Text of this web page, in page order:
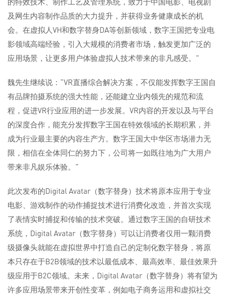
及网生内容制作品质的大力提升，并获得业务健康成长的机
会。在虚拟人VH和数字替身DA等创新领域，数字王国把专业电
影领域高端经验，引入大规模的消费者市场，触发更加广泛的
应用场景，让更多用户体验虚拟人技术带来的非凡感受。”
魏先生继续说：“VR直播综合解决方案，不仅能发挥数字王国自
有品牌拍摄系统的强大性能，还能建立业内领先的规范和流
程，促进VR行业应用的进一步发展。VR内容的开发以及与平台
的深度合作，能充分发挥数字王国在特效领域的长期积累，并
成为行业最主要的内容生产方。数字王国大中华区市场潜力无
限，相信在全体同仁的努力下，公司将一如既往地为广大用户
带来非凡娱乐体验。”
此次发布的Digital Avatar（数字替身）技术将原本应用于专业
电影、游戏制作的动作捕捉技术进行消费化改造，并首次实现
了表情实时捕捉和传输的技术突破。通过数字王国的自研技术
系统，Digital Avatar（数字替身）可以让消费者仅用一颗消费
级摄像头就能在虚拟世界中打造自己的定制化数字替身，将原
本只存在于B2B领域的技术以最低成本、最高效率、最佳效果升
级应用于B2C领域。未来，Digital Avatar（数字替身）将有望为
许多应用场景带来开创性变革，例如电子商务运用和虚拟社交